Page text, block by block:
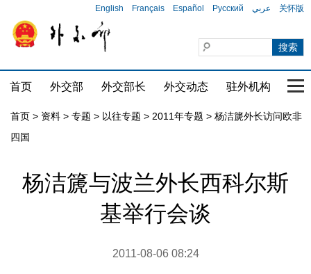
English Français Español Русский عربي 关怀版
首页 外交部 外交部长 外交动态 驻外机构 国
首页 > 资料 > 专题 > 以往专题 > 2011年专题 > 杨洁篪外长访问欧非
四国
杨洁篪与波兰外长西科尔斯
基举行会谈
2011-08-06 08:24